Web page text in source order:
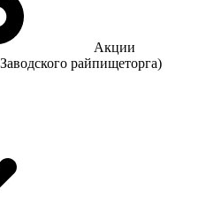
Акции
райпищеторга)